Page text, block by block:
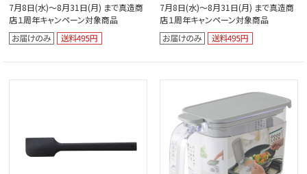
7月8日(水)～8月31日(月) まで真造商
店１周年キャンペーン対象商品
7月8日(水)～8月31日(月) まで真造商
店１周年キャンペーン対象商品